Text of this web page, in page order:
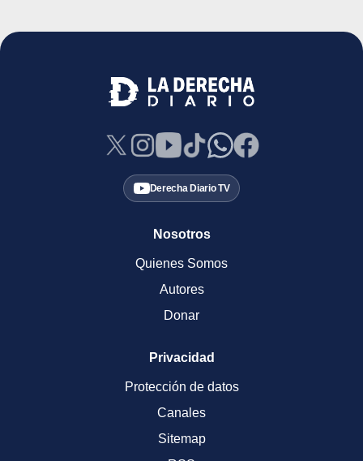
Derecha Diario TV
Nosotros
Quienes Somos
Autores
Donar
Privacidad
Protección de datos
Canales
Sitemap